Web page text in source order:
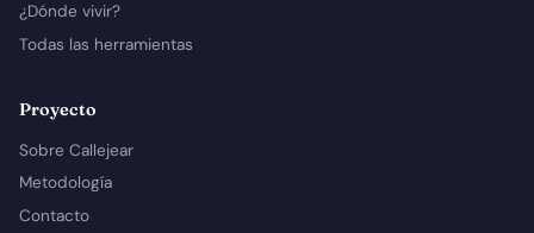
¿Dónde vivir?
Todas las herramientas
Proyecto
Sobre Callejear
Metodología
Contacto